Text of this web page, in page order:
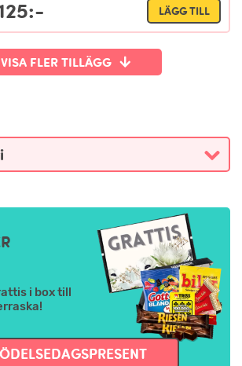
LÄGG TILL
VISA FLER TILLÄGG
i box till